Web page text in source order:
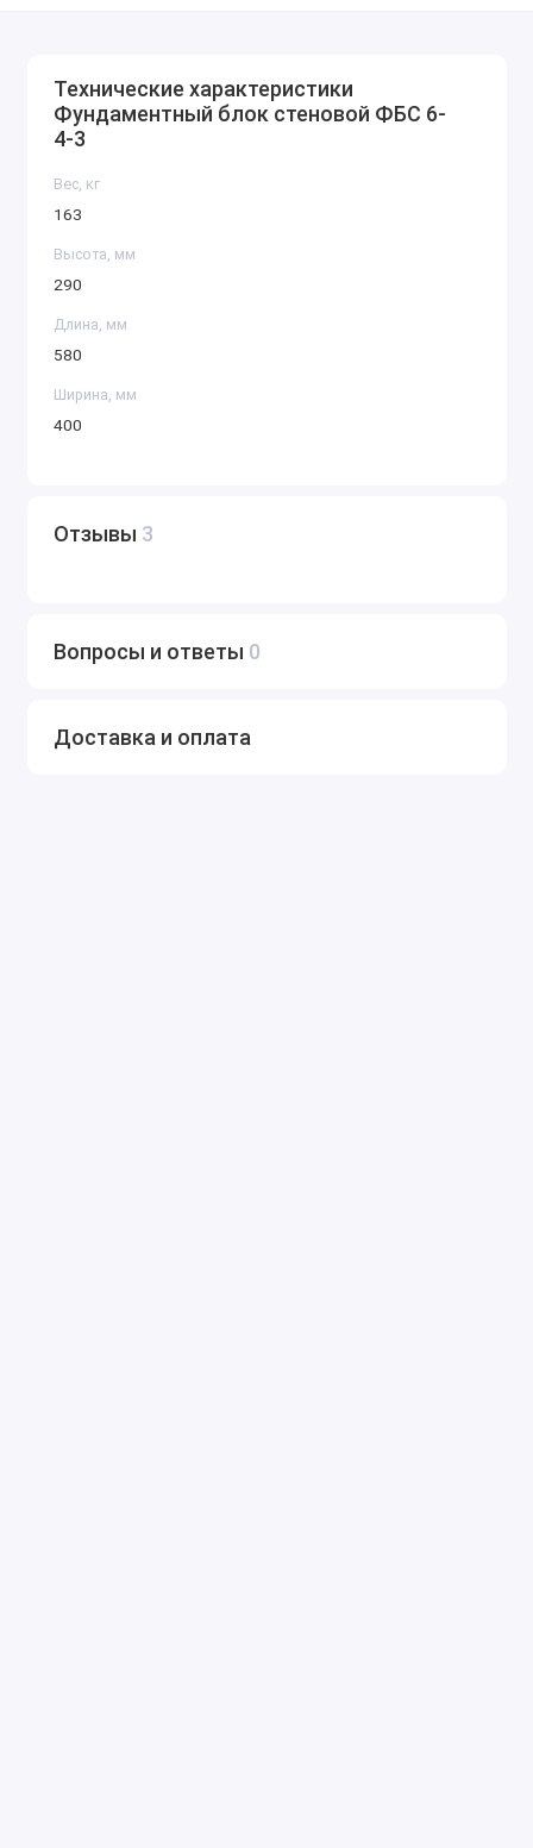
Технические характеристики
Фундаментный блок стеновой ФБС 6-
4-3
Вес, кг
163
Высота, мм
290
Длина, мм
580
Ширина, мм
400
Отзывы 3
Вопросы и ответы 0
Доставка и оплата